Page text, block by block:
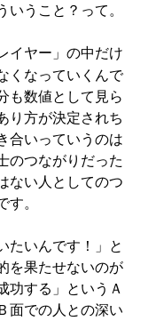
うこと？って。
イヤー」の中だけ
くなっていくんで
も数値として見ら
り方が決定されち
合いっていうのは
のつながりだった
ない人としてのつ
。
たいんです！」と
を果たせないのが
功する」というＡ
面での人との深い